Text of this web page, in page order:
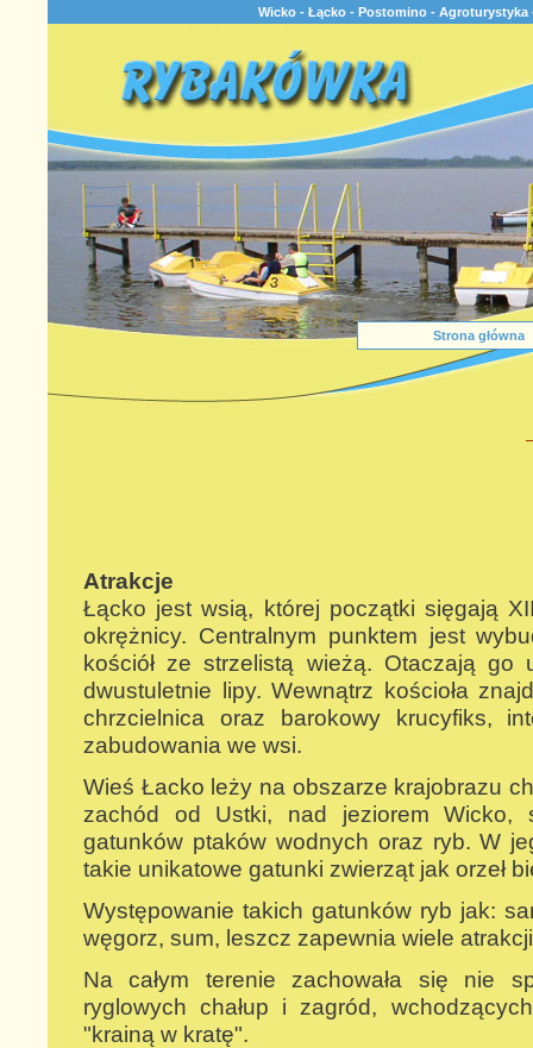
Wicko - Łącko - Postomino - Agroturystyka
Strona główna
Atrakcje
Łącko jest wsią, której początki sięgają
okrężnicy. Centralnym punktem jest
kościół ze strzelistą wieżą. Otaczają go
dwustuletnie lipy. Wewnątrz kościoła
chrzcielnica oraz barokowy krucyfiks,
zabudowania we wsi.
Wieś Łacko leży na obszarze krajobrazu
zachód od Ustki, nad jeziorem Wicko,
gatunków ptaków wodnych oraz ryb. W
takie unikatowe gatunki zwierząt jak orzeł
Występowanie takich gatunków ryb jak:
węgorz, sum, leszcz zapewnia wiele
Na całym terenie zachowała się nie
ryglowych chałup i zagród,
"krainą w kratę".